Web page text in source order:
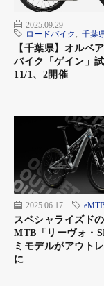
2025.09.29
ロードバイク
千葉
【千葉県】オルベ
バイク「ゲイン」
11/1、2開催
2025.06.17
スペシャライズド
MTB「リーヴォ・
ミモデルがアウト
に